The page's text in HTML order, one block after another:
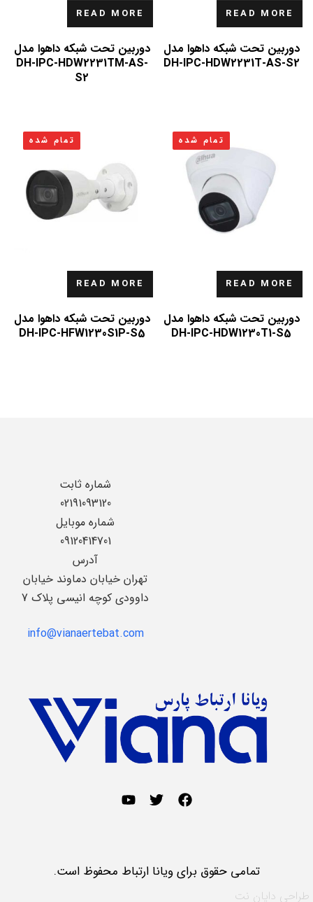
READ MORE
دوربین تحت شبکه داهوا مدل
DH-IPC-HDW2231T-AS-S2
READ MORE
دوربین تحت شبکه داهوا مدل
DH-IPC-HDW2231TM-AS-
S2
تمام شده
READ MORE
دوربین تحت شبکه داهوا مدل
DH-IPC-HDW1230T1-S5
تمام شده
READ MORE
دوربین تحت شبکه داهوا مدل
DH-IPC-HFW1230S1P-S5
شماره ثابت
02191093120
شماره موبایل
09120414701
آدرس
تهران خیابان دماوند خیابان
داوودی کوچه انیسی پلاک 7
info@vianaertebat.com
تمامی حقوق برای ویانا ارتباط محفوظ است.
طراحی دایان نت